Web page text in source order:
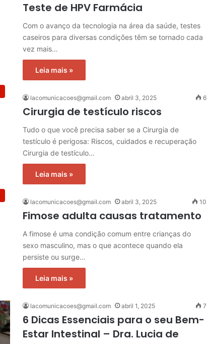
Teste de HPV Farmácia
Com o avanço da tecnologia na área da saúde, testes
caseiros para diversas condições têm se tornado cada
vez mais…
Leia mais »
lacomunicacoes@gmail.com abril 3, 2025 6
Cirurgia de testículo riscos
Tudo o que você precisa saber se a Cirurgia de
testículo é perigosa: Riscos, cuidados e recuperação
Cirurgia de testículo…
Leia mais »
lacomunicacoes@gmail.com abril 3, 2025 10
Fimose adulta causas tratamento
A fimose é uma condição comum entre crianças do
sexo masculino, mas o que acontece quando ela
persiste ou surge…
Leia mais »
lacomunicacoes@gmail.com abril 1, 2025 7
6 Dicas Essenciais para o seu Bem-
Estar Intestinal – Dra. Lucia de